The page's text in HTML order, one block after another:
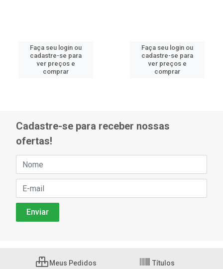
Faça seu login ou
cadastre-se para
ver preços e
comprar
Faça seu login ou
cadastre-se para
ver preços e
comprar
Cadastre-se para receber nossas
ofertas!
Meus Pedidos Títulos